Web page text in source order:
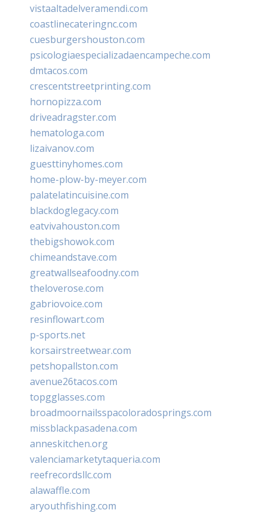
vistaaltadelveramendi.com
coastlinecateringnc.com
cuesburgershouston.com
psicologiaespecializadaencampeche.com
dmtacos.com
crescentstreetprinting.com
hornopizza.com
driveadragster.com
hematologa.com
lizaivanov.com
guesttinyhomes.com
home-plow-by-meyer.com
palatelatincuisine.com
blackdoglegacy.com
eatvivahouston.com
thebigshowok.com
chimeandstave.com
greatwallseafoodny.com
theloverose.com
gabriovoice.com
resinflowart.com
p-sports.net
korsairstreetwear.com
petshopallston.com
avenue26tacos.com
topgglasses.com
broadmoornailsspacoloradosprings.com
missblackpasadena.com
anneskitchen.org
valenciamarketytaqueria.com
reefrecordsllc.com
alawaffle.com
aryouthfishing.com